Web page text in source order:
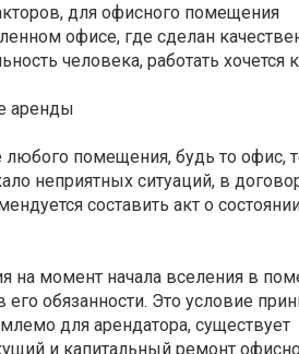
для офисного помещения
офисе, где сделан
человека, работать хочется
аренды
помещения, будь то офис,
неприятных ситуаций, в
составить акт о
на момент начала вселения в
обязанности. Это условие
для арендатора, существует
и капитальный ремонт